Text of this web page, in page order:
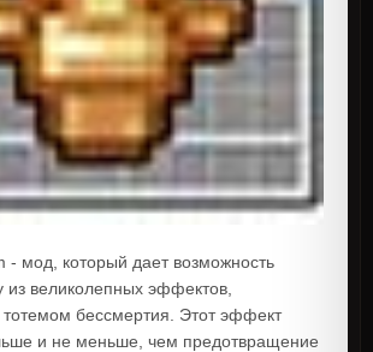
- мод, который дает возможность
из великолепных эффектов,
бессмертия. Этот эффект
и не меньше, чем предотвращение